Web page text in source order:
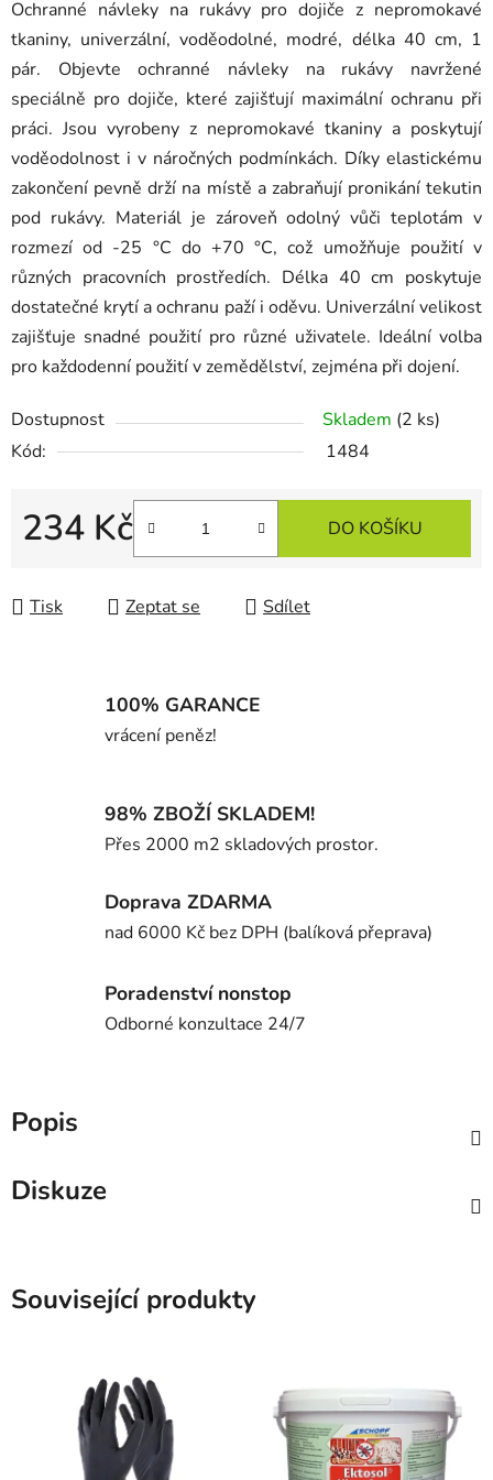
Ochranné návleky na rukávy pro dojiče z nepromokavé
tkaniny, univerzální, voděodolné, modré, délka 40 cm, 1
pár. Objevte ochranné návleky na rukávy navržené
speciálně pro dojiče, které zajišťují maximální ochranu při
práci. Jsou vyrobeny z nepromokavé tkaniny a poskytují
voděodolnost i v náročných podmínkách. Díky elastickému
zakončení pevně drží na místě a zabraňují pronikání tekutin
pod rukávy. Materiál je zároveň odolný vůči teplotám v
rozmezí od -25 °C do +70 °C, což umožňuje použití v
různých pracovních prostředích. Délka 40 cm poskytuje
dostatečné krytí a ochranu paží i oděvu. Univerzální velikost
zajišťuje snadné použití pro různé uživatele. Ideální volba
pro každodenní použití v zemědělství, zejména při dojení.
Dostupnost Skladem (2 ks)
Kód:
1484
234 Kč DO KOŠÍKU
Tisk Zeptat se Sdílet
100% GARANCE
vrácení peněz!
98% ZBOŽÍ SKLADEM!
Přes 2000 m2 skladových prostor.
Doprava ZDARMA
nad 6000 Kč bez DPH (balíková přeprava)
Poradenství nonstop
Odborné konzultace 24/7
Popis
Diskuze
Související produkty